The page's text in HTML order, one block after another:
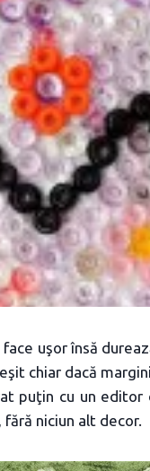
uşor însă
chiar dacă
puţin cu un
niciun alt decor.